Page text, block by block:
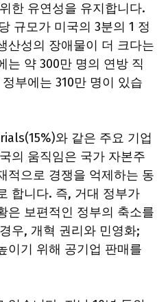
한 유연성을 유지합니다.
규모가 미국의 3분의 1 정
산성의 장애물이 더 크다는
는 약 300만 명의 연방 직
부에는 310만 명이 있습
와 같은 주요 기업
의 움직임은 국가 자본주
적으로 경쟁을 억제하는 동
합니다. 즉, 거대 정부가
은 보편적인 정부의 축소를
우, 개혁 권리와 민영화;
이기 위해 공기업 판매를